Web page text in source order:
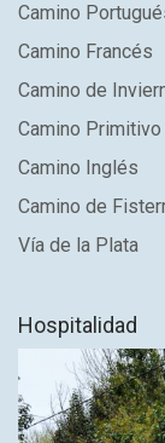
Camino
Camino Francés
Camino de
Camino Primitivo
Camino Inglés
Camino de
Vía de la Plata
Hospitalidad